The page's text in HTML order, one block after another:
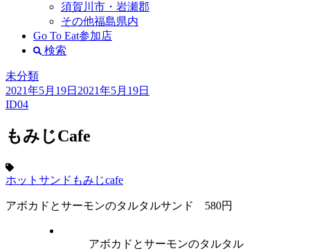
須賀川市・岩瀬郡
その他福島県内
Go To Eat参加店
検索
未分類
2021年5月19日 2021年5月19日
ID04
もみじCafe
ホットサンド もみじcafe
アボカドとサーモンのタルタルサンド 580円
アボカドとサーモンのタルタル